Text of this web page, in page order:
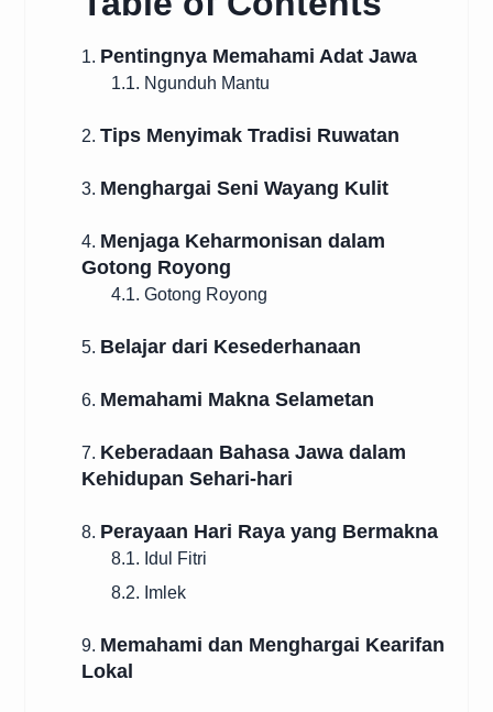
1. Pentingnya Memahami Adat Jawa
1.1. Ngunduh Mantu
2. Tips Menyimak Tradisi Ruwatan
3. Menghargai Seni Wayang Kulit
4. Menjaga Keharmonisan dalam
Gotong Royong
4.1. Gotong Royong
5. Belajar dari Kesederhanaan
6. Memahami Makna Selametan
7. Keberadaan Bahasa Jawa dalam
Kehidupan Sehari-hari
8. Perayaan Hari Raya yang Bermakna
8.1. Idul Fitri
8.2. Imlek
9. Memahami dan Menghargai Kearifan
Lokal